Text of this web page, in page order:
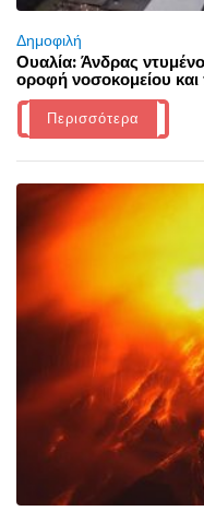
Δημοφιλή
Ουαλία: Άνδρας
οροφή νοσοκομείου
Περισσότερα